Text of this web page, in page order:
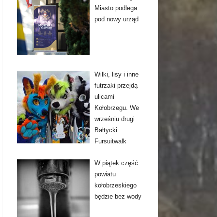
Miasto podlega
pod nowy urząd
Wilki, lisy i inne
futrzaki przejdą
ulicami
Kołobrzegu. We
wrześniu drugi
Bałtycki
Fursuitwalk
W piątek część
powiatu
kołobrzeskiego
będzie bez wody